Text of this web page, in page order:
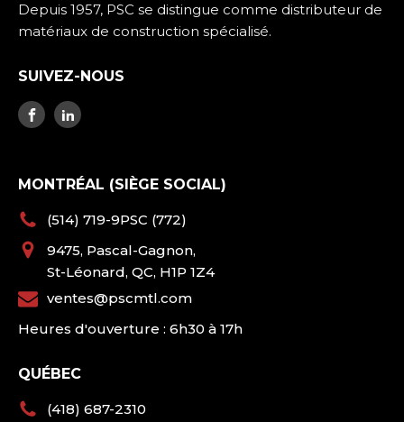
Depuis 1957, PSC se distingue comme distributeur de
matériaux de construction spécialisé.
SUIVEZ-NOUS
MONTRÉAL (SIÈGE SOCIAL)
(514) 719-9PSC (772)
9475, Pascal-Gagnon,
St-Léonard, QC, H1P 1Z4
ventes@pscmtl.com
Heures d'ouverture : 6h30 à 17h
QUÉBEC
(418) 687-2310